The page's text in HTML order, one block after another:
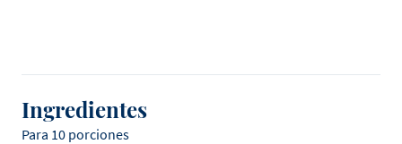
Ingredientes
Para 10 porciones